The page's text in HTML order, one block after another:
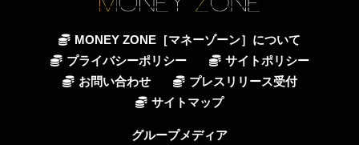
MONEY ZONE［マネーゾーン］について
プライバシーポリシー
サイトポリシー
お問い合わせ
プレスリリース受付
サイトマップ
グループメディア